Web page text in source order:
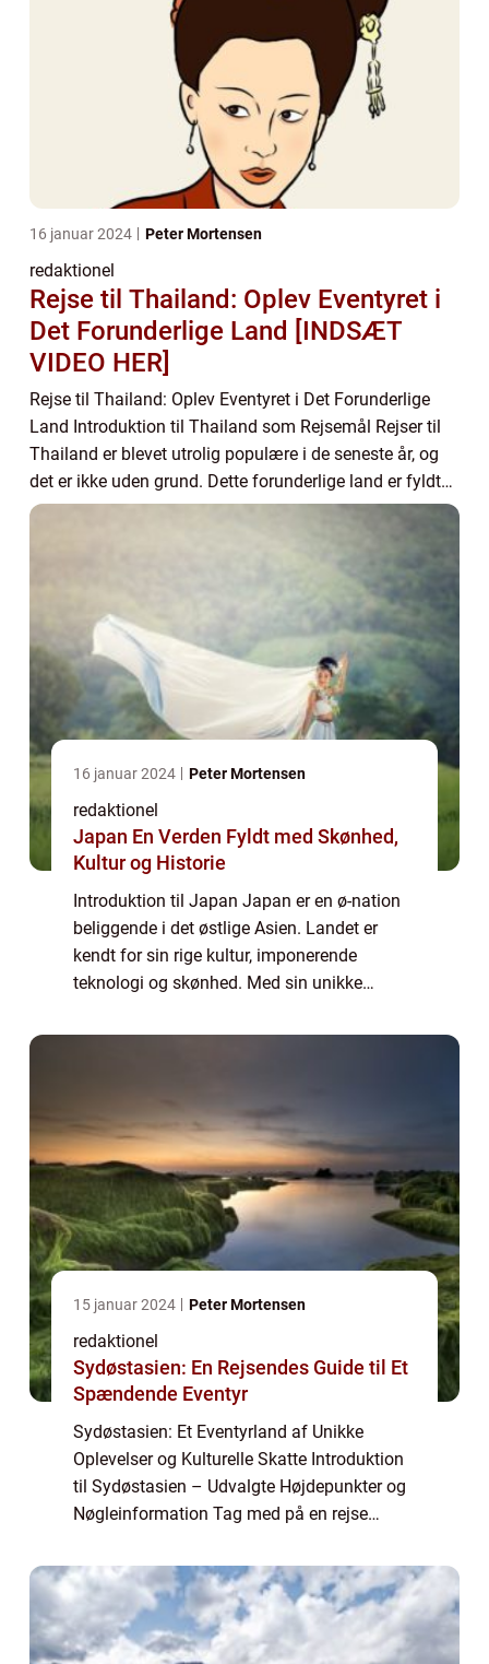
16 januar 2024 Peter Mortensen
redaktionel
Rejse til Thailand: Oplev Eventyret i
Det Forunderlige Land [INDSÆT
VIDEO HER]
Rejse til Thailand: Oplev Eventyret i Det Forunderlige
Land Introduktion til Thailand som Rejsemål Rejser til
Thailand er blevet utrolig populære i de seneste år, og
det er ikke uden grund. Dette forunderlige land er fyldt
med skønhed, kultur og even...
16 januar 2024 Peter Mortensen
redaktionel
Japan En Verden Fyldt med Skønhed,
Kultur og Historie
Introduktion til Japan Japan er en ø-nation
beliggende i det østlige Asien. Landet er
kendt for sin rige kultur, imponerende
teknologi og skønhed. Med sin unikke
en destination, der har noget at tilbyde en...
15 januar 2024 Peter Mortensen
redaktionel
Sydøstasien: En Rejsendes Guide til Et
Spændende Eventyr
Sydøstasien: Et Eventyrland af Unikke
Oplevelser og Kulturelle Skatte Introduktion
til Sydøstasien – Udvalgte Højdepunkter og
Nøgleinformation Tag med på en rejse
Sydøstasien, og dyk ned i en verden af
kontrast...